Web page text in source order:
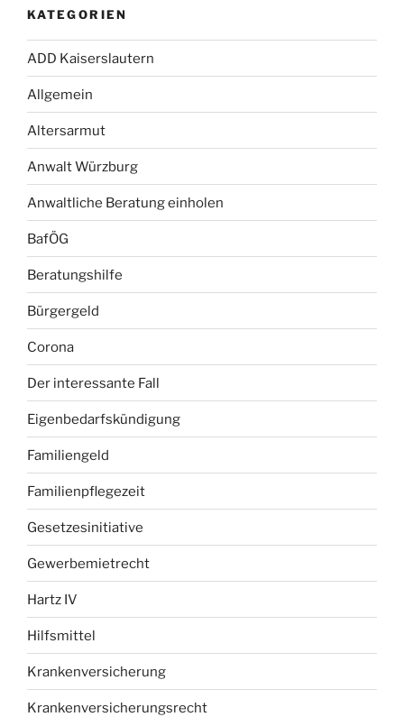
KATEGORIEN
ADD Kaiserslautern
Allgemein
Altersarmut
Anwalt Würzburg
Anwaltliche Beratung einholen
BafÖG
Beratungshilfe
Bürgergeld
Corona
Der interessante Fall
Eigenbedarfskündigung
Familiengeld
Familienpflegezeit
Gesetzesinitiative
Gewerbemietrecht
Hartz IV
Hilfsmittel
Krankenversicherung
Krankenversicherungsrecht